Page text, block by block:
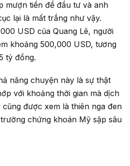
mượn tiền để đầu tư và anh
lại là mất trắng như vậy.
USD của Quang Lê, người
khoảng 500,000 USD, tương
tỷ đồng.
năng chuyện này là sự thật
với khoảng thời gian mà dịch
cũng được xem là thiên nga đen
chứng khoán Mỹ sập sâu